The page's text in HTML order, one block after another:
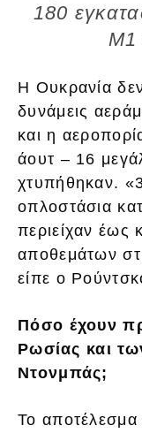
180
M1
Η Ουκρανία
δυνάμεις
και η
άουτ – 16
χτυπήθηκαν.
οπλοστάσια
περιείχαν έως
αποθεμάτων
είπε ο
Πόσο έχουν
Ρωσίας και
Ντονμπάς;
Το